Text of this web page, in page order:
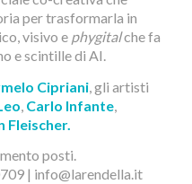
per trasformarla in
visivo e phygitalche fa
e scintille di AI.
Cipriani, gli artisti
Carlo Infante,
Fleischer.
posti.
| info@larendella.it